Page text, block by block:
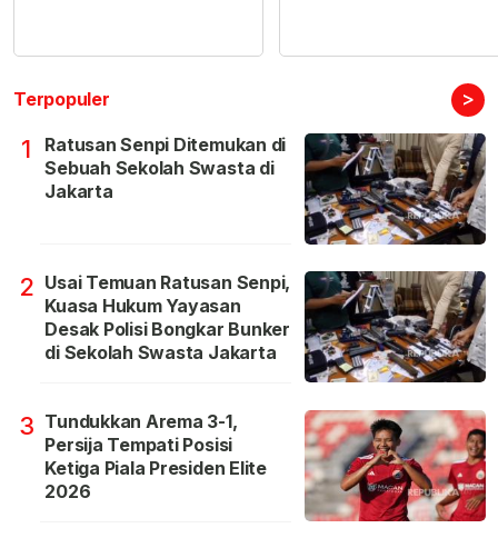
Terpopuler >
1
Ratusan Senpi Ditemukan di
Sebuah Sekolah Swasta di
Jakarta
2 Usai Temuan Ratusan Senpi,
Kuasa Hukum Yayasan
Desak Polisi Bongkar Bunker
di Sekolah Swasta Jakarta
3 Tundukkan Arema 3-1,
Persija Tempati Posisi
Ketiga Piala Presiden Elite
2026